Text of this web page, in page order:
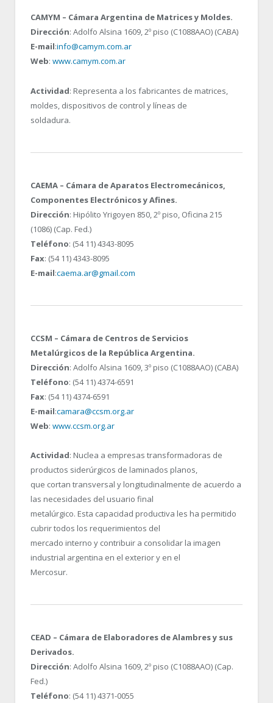
CAMYM – Cámara Argentina de Matrices y Moldes.
Dirección: Adolfo Alsina 1609, 2º piso (C1088AAO) (CABA)
E-mail:info@camym.com.ar
Web: www.camym.com.ar
Actividad: Representa a los fabricantes de matrices,
moldes, dispositivos de control y líneas de
soldadura.
CAEMA – Cámara de Aparatos Electromecánicos,
Componentes Electrónicos y Afines.
Dirección: Hipólito Yrigoyen 850, 2º piso, Oficina 215
(1086) (Cap. Fed.)
Teléfono: (54 11) 4343-8095
Fax: (54 11) 4343-8095
E-mail:caema.ar@gmail.com
CCSM – Cámara de Centros de Servicios
Metalúrgicos de la República Argentina.
Dirección: Adolfo Alsina 1609, 3º piso (C1088AAO) (CABA)
Teléfono: (54 11) 4374-6591
Fax: (54 11) 4374-6591
E-mail:camara@ccsm.org.ar
Web: www.ccsm.org.ar
Actividad: Nuclea a empresas transformadoras de
productos siderúrgicos de laminados planos,
que cortan transversal y longitudinalmente de acuerdo a
las necesidades del usuario final
metalúrgico. Esta capacidad productiva les ha permitido
cubrir todos los requerimientos del
mercado interno y contribuir a consolidar la imagen
industrial argentina en el exterior y en el
Mercosur.
CEAD – Cámara de Elaboradores de Alambres y sus
Derivados.
Dirección: Adolfo Alsina 1609, 2º piso (C1088AAO) (Cap.
Fed.)
Teléfono: (54 11) 4371-0055